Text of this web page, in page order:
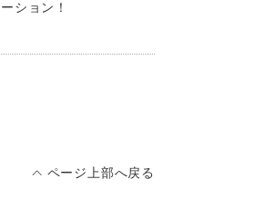
ーション！
ページ上部へ戻る